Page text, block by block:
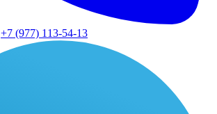
+7 (977) 113-54-13